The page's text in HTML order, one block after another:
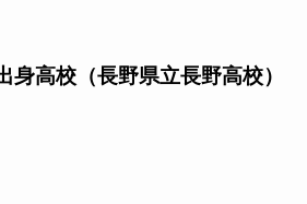
身高校（長野県立長野高校）